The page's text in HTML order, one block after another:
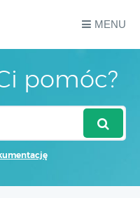
MENU
pomóc?